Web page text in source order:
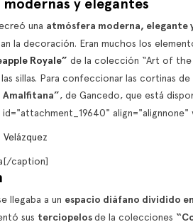
y elegantes
una atmósfera moderna, elegante
la decoración. Eran muchos los
Royale” de la colección “Art of the
sillas. Para confeccionar las cortinas
Amalfitana”, de Gancedo, que está
align="alignnone"
caption]
llegaba a un espacio diáfano dividido
sus terciopelosde la colecciones